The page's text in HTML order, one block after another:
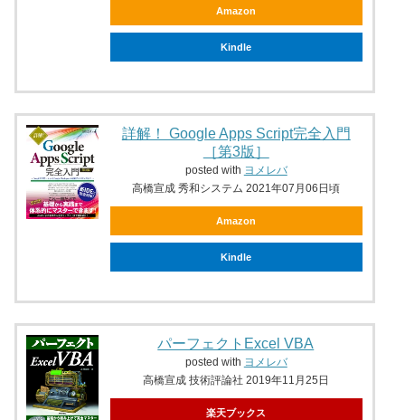
Amazon
Kindle
詳解！ Google Apps Script完全入門
［第3版］
posted with ヨメレバ
高橋宣成 秀和システム 2021年07月06日頃
Amazon
Kindle
パーフェクトExcel VBA
posted with ヨメレバ
高橋宣成 技術評論社 2019年11月25日
楽天ブックス